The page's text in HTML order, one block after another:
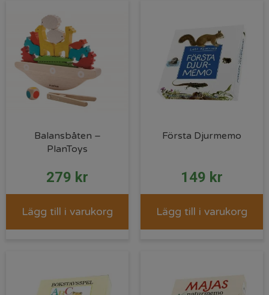
Balansbåten –
PlanToys
279 kr
Lägg till i varukorg
Första Djurmemo
149 kr
Lägg till i varukorg